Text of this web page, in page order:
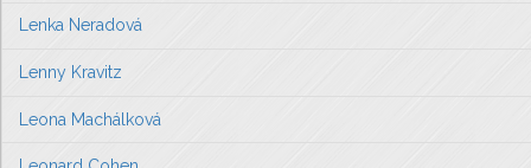
Lenka Neradová
Lenny Kravitz
Leona Machálková